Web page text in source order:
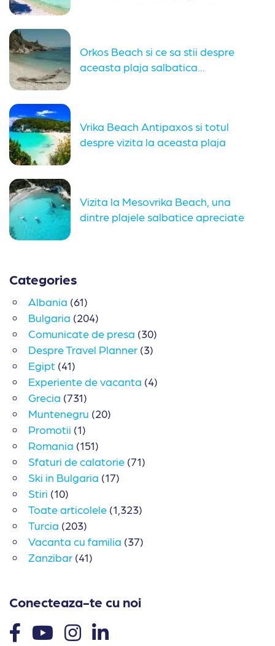
Orkos Beach si ce sa stii despre
aceasta plaja salbatica...
Vrika Beach Antipaxos si totul
despre vizita la aceasta plaja
Vizita la Mesovrika Beach, una
dintre plajele salbatice apreciate
Categories
Albania (61)
Bulgaria (204)
Comunicate de presa (30)
Despre Travel Planner (3)
Egipt (41)
Experiente de vacanta (4)
Grecia (731)
Muntenegru (20)
Promotii (1)
Romania (151)
Sfaturi de calatorie (71)
Ski in Bulgaria (17)
Stiri (10)
Toate articolele (1,323)
Turcia (203)
Vacanta cu familia (37)
Zanzibar (41)
Conecteaza-te cu noi